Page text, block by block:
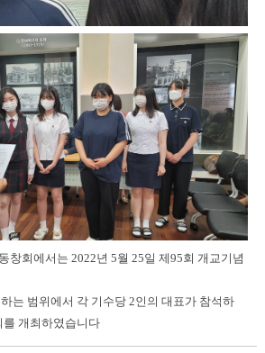
창회에서는 2022년 5월 25일 제95회 개교기념
는 범위에서 각 기수당 2인의 대표가 참석하
를 개최하였습니다